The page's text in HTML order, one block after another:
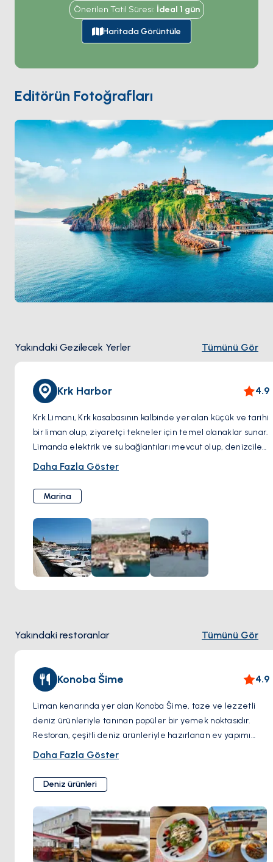
Krk Kasabası , Adriyatik'teki en eski sürekli yerleşim
kentsel yerleşimlerinden biri; 12. yüzyıldan kalma
Venedik döneminden bir katedral ve Roma şehir
santimetre genişliğinde) ve yerel Žlahtina beyaz
şarabını barındırıyor. Güney kıyısı 2 kilometrelik bir
çakıllı plaj ve ortaçağdan kalma Baška Tableti (en eski
yazılı Hırvat Glagolitik yazıt, MS 1100) ileBaška
barındırıyor.
Marina Punat(810 iskele) ana Kvarner
charter üssü. Sezon
Nisan ile Ekimarası açık.
Önerilen Tatil Süresi: İdeal 1 gün
Haritada Görüntüle
Editörün Fotoğrafları
Yakındaki Gezilecek Yerler Tümünü Gör
Krk Harbor 4.9
Krk Limanı, Krk kasabasının kalbinde yer alan küçük ve tarihi
bir liman olup, ziyaretçi tekneler için temel olanaklar sunar.
Limanda elektrik ve su bağlantıları mevcut olup, denizciler
için rahat bir durak sağlar. Yakıt ihtiyacını karşılamak için biri
tekneler için tasarlanmış iki yakıt istasyonu bulunmaktadır.
Her ne kadar limanda hijyen tesisleri bulunmasa da, tarihi
şehir merkezine yakınlığı sayesinde yerel cazibe
merkezlerine, mağazalara ve restoranlara kolay erişim
sunar.
Daha Fazla Göster
Marina
Yakındaki restoranlar Tümünü Gör
Konoba Šime 4.9
Liman kenarında yer alan Konoba Šime, taze ve lezzetli
deniz ürünleriyle tanınan popüler bir yemek noktasıdır.
Restoran, çeşitli deniz ürünleriyle hazırlanan ev yapımı
yeşil ve siyah makarnaları, ızgara köpek balığı ve
cömert porsiyonları ve özenle hazırlanan yemekleri bunu
fazlasıyla telafi eder. Limana yakın merkezi konumu ve
kaliteli malzemelere olan odaklanmasıyla Konoba Šime,
deniz ürünü severler için keyifli bir yemek deneyimi sunar.
Daha Fazla Göster
Deniz ürünleri